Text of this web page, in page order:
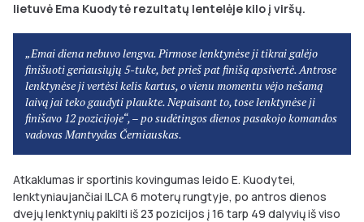
lietuvė Ema Kuodytė rezultatų lentelėje kilo į viršų.
„Emai diena nebuvo lengva. Pirmose lenktynėse ji tikrai galėjo
finišuoti geriausiųjų 5-tuke, bet prieš pat finišą apsivertė. Antrose
lenktynėse ji vertėsi kelis kartus, o vienu momentu vėjo nešamą
laivą jai teko gaudyti plaukte. Nepaisant to, tose lenktynėse ji
finišavo 12 pozicijoje“, – po sudėtingos dienos pasakojo komandos
vadovas Mantvydas Černiauskas.
Atkaklumas ir sportinis kovingumas leido E. Kuodytei,
lenktyniaujančiai ILCA 6 moterų rungtyje, po antros dienos
dvejų lenktynių pakilti iš 23 pozicijos į 16 tarp 49 dalyvių iš viso